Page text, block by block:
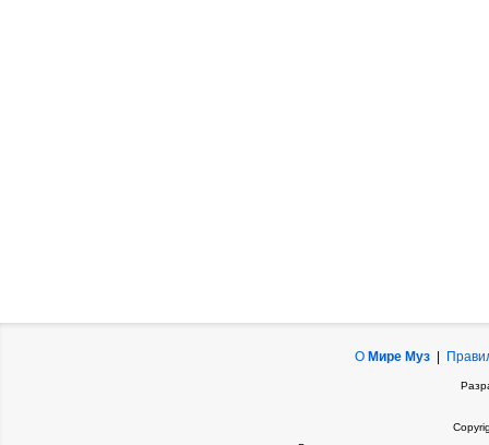
О Мире Муз|